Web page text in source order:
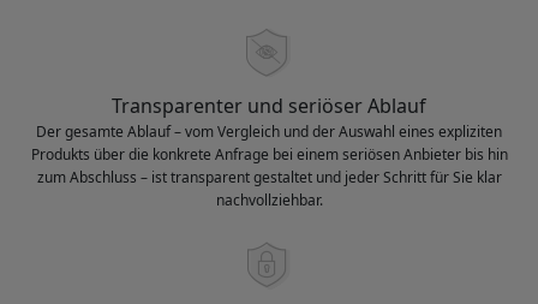
Transparenter und seriöser Ablauf
Der gesamte Ablauf – vom Vergleich und der Auswahl eines expliziten
Produkts über die konkrete Anfrage bei einem seriösen Anbieter bis hin
zum Abschluss – ist transparent gestaltet und jeder Schritt für Sie klar
nachvollziehbar.